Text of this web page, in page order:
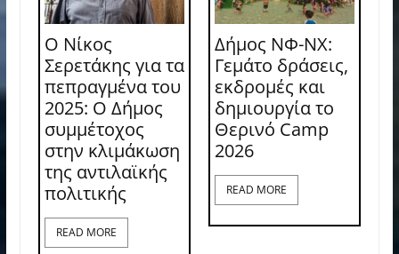
Ο Νίκος
Σερετάκης για τα
πεπραγμένα του
2025: Ο Δήμος
συμμέτοχος
στην κλιμάκωση
της αντιλαϊκής
πολιτικής
READ MORE
Δήμος ΝΦ-ΝΧ:
Γεμάτο δράσεις,
εκδρομές και
δημιουργία το
Θερινό Camp
2026
READ MORE